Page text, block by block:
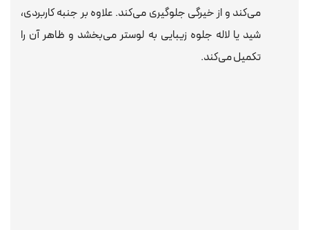
می‌کند و از خیرگی جلوگیری می‌کند. علاوه بر جنبه کاربردی،
شید یا لاله جلوه زیبایی به لوستر می‌بخشد و ظاهر آن را
تکمیل می‌کند.